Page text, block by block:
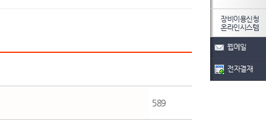
589
장비이용신청
온라인시스템
웹메일
전자결재